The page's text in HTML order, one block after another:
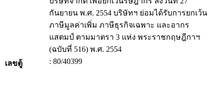
กันยายน พ.ศ. 2554 บริษัทฯ ย่อมได้รับการยกเว้น
ภาษีมูลค่าเพิ่ม ภาษีธุรกิจเฉพาะ และอากร
แสตมป์ ตามมาตรา 3 แห่ง พระราชกฤษฎีกาฯ
(ฉบับที่ 516) พ.ศ. 2554
เลขตู้
: 80/40399